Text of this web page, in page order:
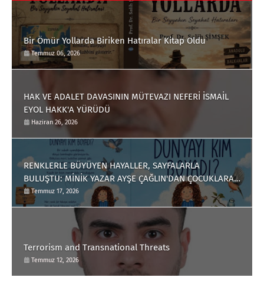
Bir Ömür Yollarda Biriken Hatıralar Kitap Oldu
Temmuz 06, 2026
HAK VE ADALET DAVASININ MÜTEVAZI NEFERİ İSMAİL
EYOL HAKK'A YÜRÜDÜ
Haziran 26, 2026
RENKLERLE BÜYÜYEN HAYALLER, SAYFALARLA
BULUŞTU: MİNİK YAZAR AYŞE ÇAĞLIN'DAN ÇOCUKLARA
ANLAMLI BİR ESER
Temmuz 17, 2026
Terrorism and Transnational Threats
Temmuz 12, 2026